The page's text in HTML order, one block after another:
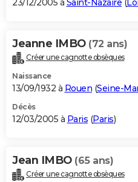
23/12/2005 à Saint-Nazaire (
Jeanne IMBO (72 ans)
Créer une cagnotte obsèques
Naissance
13/09/1932 à Rouen (Seine-
Décès
12/03/2005 à Paris (Paris)
Jean IMBO (65 ans)
Créer une cagnotte obsèques